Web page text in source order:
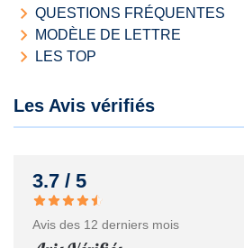
QUESTIONS FRÉQUENTES
MODÈLE DE LETTRE
LES TOP
Les Avis vérifiés
3.7 / 5
Avis des 12 derniers mois